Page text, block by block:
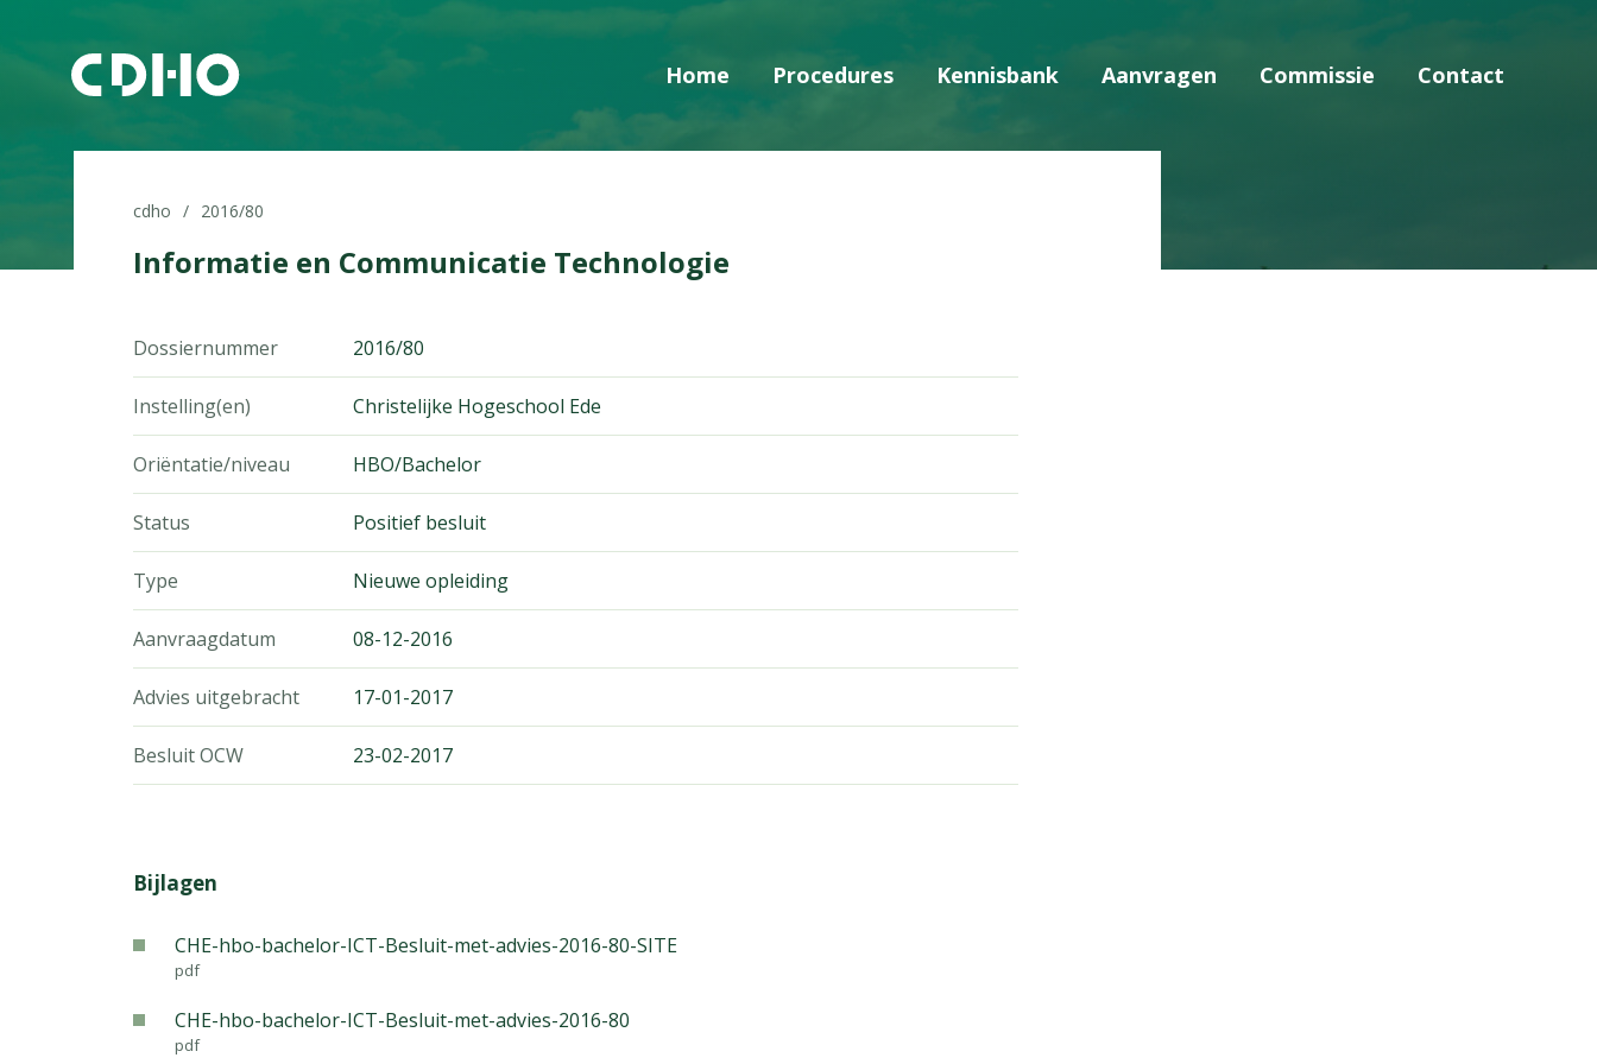
Home Procedures Kennisbank Aanvragen Commissie Contact
cdho 2016/80
Informatie en Communicatie Technologie
Dossiernummer 2016/80
Instelling(en) Christelijke Hogeschool Ede
Oriëntatie/niveau HBO/Bachelor
Status Positief besluit
Type Nieuwe opleiding
Aanvraagdatum 08-12-2016
Advies uitgebracht 17-01-2017
Besluit OCW 23-02-2017
Bijlagen
CHE-hbo-bachelor-ICT-Besluit-met-advies-2016-80-SITE
pdf
CHE-hbo-bachelor-ICT-Besluit-met-advies-2016-80
pdf